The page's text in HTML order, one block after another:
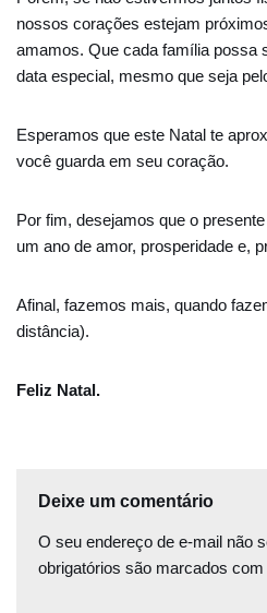
nossos corações estejam
amamos. Que cada família possa
data especial, mesmo que seja
Esperamos que este Natal te
você guarda em seu coração.
Por fim, desejamos que o
um ano de amor, prosperidade e,
Afinal, fazemos mais, quando
distância).
Feliz Natal.
Deixe um comentário
O seu endereço de e-mail não
obrigatórios são marcados com